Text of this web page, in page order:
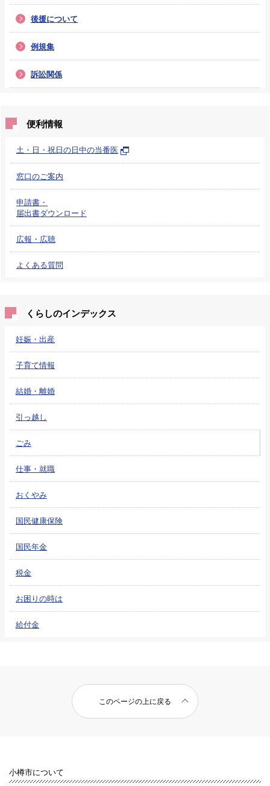
後援について
例規集
訴訟関係
便利情報
土・日・祝日の日中の当番医
窓口のご案内
申請書・
届出書ダウンロード
広報・広聴
よくある質問
くらしのインデックス
妊娠・出産
子育て情報
結婚・離婚
引っ越し
ごみ
仕事・就職
おくやみ
国民健康保険
国民年金
税金
お困りの時は
給付金
このページの上に戻る
小樽市について